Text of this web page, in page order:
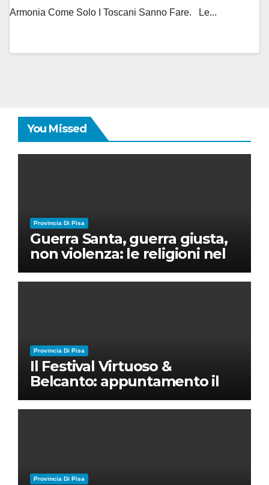
Armonia Come Solo I Toscani Sanno Fare. Le...
You Missed
Provincia Di Pisa
Guerra Santa, guerra giusta,
non violenza: le religioni nel
nuovo disordine mondiale
Provincia Di Pisa
Il Festival Virtuoso &
Belcanto: appuntamento il
28 luglio a Palazzo Blu con
Ruben Micieli
Provincia Di Pisa